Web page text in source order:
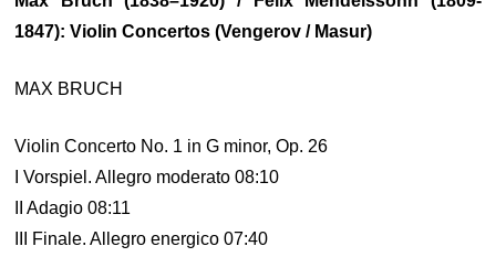
1847): Violin Concertos (Vengerov / Masur)
MAX BRUCH
Violin Concerto No. 1 in G minor, Op. 26
I Vorspiel. Allegro moderato 08:10
II Adagio 08:11
III Finale. Allegro energico 07:40